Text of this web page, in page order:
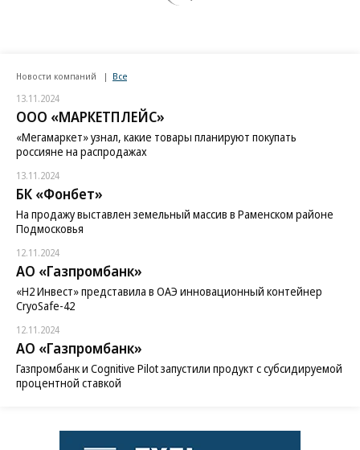
Новости компаний Все
13.11.2024
ООО «МАРКЕТПЛЕЙС»
«Мегамаркет» узнал, какие товары планируют покупать
россияне на распродажах
13.11.2024
БК «Фонбет»
На продажу выставлен земельный массив в Раменском районе
Подмосковья
12.11.2024
АО «Газпромбанк»
«H2 Инвест» представила в ОАЭ инновационный контейнер
CryoSafe-42
12.11.2024
АО «Газпромбанк»
Газпромбанк и Cognitive Pilot запустили продукт с субсидируемой
процентной ставкой